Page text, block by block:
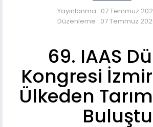
Yayınlanma : 07 Temmuz
Düzenleme : 07 Temmuz
69. IAAS
Kongresi
Ülkeden
Buluştu